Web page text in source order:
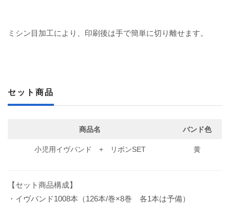
ミシン目加工により、印刷後は手で簡単に切り離せます。
セット商品
商品名 バンド色
小児用イヴバンド + リボンSET 黄
【セット商品構成】
・イヴバンド1008本（126本/巻×8巻 各1本は予備）